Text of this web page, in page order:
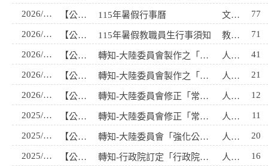
2026/07/07 【公告】 115年暑假行事曆 文書組 77
2026/06/23 【公告】 115年暑假教職員生行事須知 教務處幹事 71
2026/01/19 【公告】 轉知-大陸委員會製作之「適用公務員服務法人員赴陸港澳規範告知書」1份~ 人事室 41
2026/01/09 【公告】 轉知-大陸委員會製作之「旅行平安，從登錄開始」宣導海報1份，請協助宣導並轉知所屬人員，瞭解及使用「國人赴陸港澳動態登錄系統」~ 人事室 21
2026/01/07 【公告】 轉知-大陸委員會修正「常態化、制度化查核人員範圍表」及宣導海報一案~ 人事室 12
2025/12/26 【公告】 轉知-大陸委員會修正「常態化、制度化查核人員範圍表」及宣傳海報各1份~ 人事室 11
2025/11/04 【公告】 轉知-大陸委員會「強化公務員赴陸港澳管理機制」精進措施及宣導圖卡各1份~ 人事室 20
2025/11/03 【公告】 轉知-行政院訂定「行政院與所屬中央及地方各機關（構）學校公務人員違法（規）赴陸建議懲處原則」及「行政院與所屬各機關（構）學校公務人員違規赴港澳建議懲處原則」，並均自115年7月1日生效~ 人事室 16